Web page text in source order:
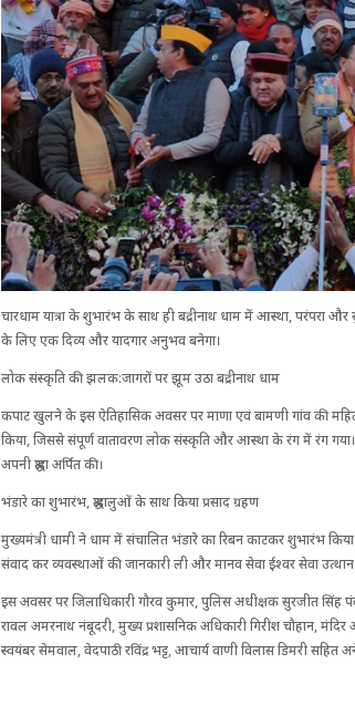
चारधाम यात्रा के शुभारंभ के साथ ही बद्रीनाथ धाम में आस्था, परंपरा
के लिए एक दिव्य और यादगार अनुभव बनेगा।
लोक संस्कृति की झलक:जागरों पर झूम उठा बद्रीनाथ धाम
कपाट खुलने के इस ऐतिहासिक अवसर पर माणा एवं बामणी गांव की
किया, जिससे संपूर्ण वातावरण लोक संस्कृति और आस्था के रंग में रंग
अपनी श्रद्धा अर्पित की।
भंडारे का शुभारंभ, श्रद्धालुओं के साथ किया प्रसाद ग्रहण
मुख्यमंत्री धामी ने धाम में संचालित भंडारे का रिबन काटकर शुभारंभ
संवाद कर व्यवस्थाओं की जानकारी ली और मानव सेवा ईश्वर सेवा उत्थान
इस अवसर पर जिलाधिकारी गौरव कुमार, पुलिस अधीक्षक सुरजीत सिंह
रावल अमरनाथ नंबूदरी, मुख्य प्रशासनिक अधिकारी गिरीश चौहान, मंदिर
स्वयंबर सेमवाल, वेदपाठी रविंद्र भट्ट, आचार्य वाणी विलास डिमरी सहित